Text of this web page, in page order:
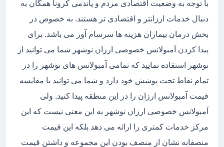
با توجه به وضعیت اقتصادی مردم و پاندمی کرونا همگان به
دنبال خدمات ارزانتر و اقتصادی تر هستند. به خصوص در
بخش درمان بیماران هزینه ها سرسام آور می باشد. برای
پیدا کردن آمبولانس خصوصی ارزان نوشهر شما می توانید از
نوشهر استفاده نمایید که تمامی آمبولانس های نوشهر را در
تمام نقاط تحت پوشش خود دارد و شما می توانید با مقایسه
قیمت آمبولانس ارزان را در این منطقه پیدا کنید. ولی
آمبولانس خصوصی ارزان نوشهر به این معنی نیست که این
مرکز خدمات کمتری را ارائه می دهد بلکه این قیمت
منصفانه نشان از منصف بودن این مجموعه و داشتن قیمت